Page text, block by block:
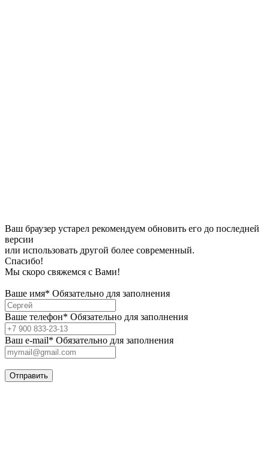
Ваш браузер устарел рекомендуем обновить его до последней
версии
или использовать другой более современный.
Спасибо!
Мы скоро свяжемся с Вами!
Ваше имя* Обязательно для заполнения
Ваше телефон* Обязательно для заполнения
Bаш e-mail* Обязательно для заполнения
Отправить